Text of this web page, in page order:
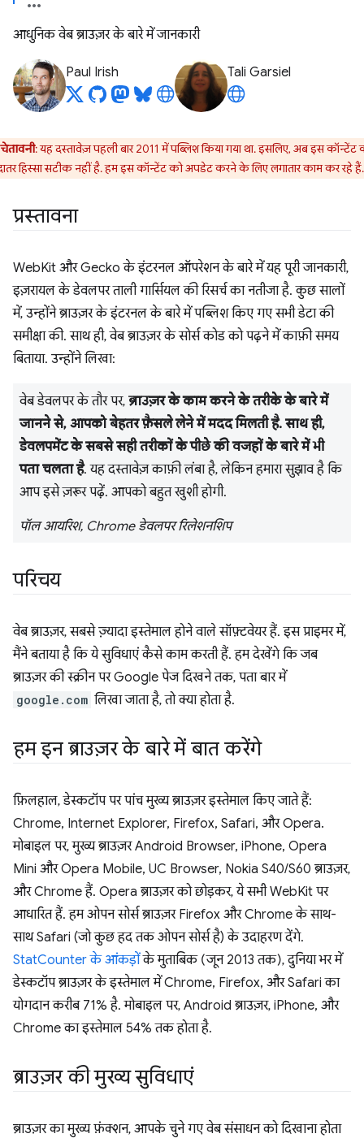
आधुनिक वेब ब्राउज़र के बारे में जानकारी
Paul Irish Tali Garsiel
चेतावनी: यह दस्तावेज़ पहली बार 2011 में पब्लिश किया गया था. इसलिए, अब इस कॉन्टेंट
हिस्सा सटीक नहीं है. हम इस कॉन्टेंट को अपडेट करने के लिए लगातार काम कर रहे हैं.
प्रस्तावना
WebKit और Gecko के इंटरनल ऑपरेशन के बारे में यह पूरी जानकारी,
इज़रायल के डेवलपर ताली गार्सियल की रिसर्च का नतीजा है. कुछ सालों
में, उन्होंने ब्राउज़र के इंटरनल के बारे में पब्लिश किए गए सभी डेटा की
समीक्षा की. साथ ही, वेब ब्राउज़र के सोर्स कोड को पढ़ने में काफ़ी समय
बिताया. उन्होंने लिखा:
वेब डेवलपर के तौर पर, ब्राउज़र के काम करने के तरीके के बारे में
जानने से, आपको बेहतर फ़ैसले लेने में मदद मिलती है. साथ ही,
डेवलपमेंट के सबसे सही तरीकों के पीछे की वजहों के बारे में भी
पता चलता है. यह दस्तावेज़ काफ़ी लंबा है, लेकिन हमारा सुझाव है कि
आप इसे ज़रूर पढ़ें. आपको बहुत खुशी होगी.
पॉल आयरिश, Chrome डेवलपर रिलेशनशिप
परिचय
वेब ब्राउज़र, सबसे ज़्यादा इस्तेमाल होने वाले सॉफ़्टवेयर हैं. इस प्राइमर में,
मैंने बताया है कि ये सुविधाएं कैसे काम करती हैं. हम देखेंगे कि जब
ब्राउज़र की स्क्रीन पर Google पेज दिखने तक, पता बार में
google.com लिखा जाता है, तो क्या होता है.
हम इन ब्राउज़र के बारे में बात करेंगे
फ़िलहाल, डेस्कटॉप पर पांच मुख्य ब्राउज़र इस्तेमाल किए जाते हैं:
Chrome, Internet Explorer, Firefox, Safari, और Opera.
मोबाइल पर, मुख्य ब्राउज़र Android Browser, iPhone, Opera
Mini और Opera Mobile, UC Browser, Nokia S40/S60 ब्राउज़र,
और Chrome हैं. Opera ब्राउज़र को छोड़कर, ये सभी WebKit पर
आधारित हैं. हम ओपन सोर्स ब्राउज़र Firefox और Chrome के साथ-
साथ Safari (जो कुछ हद तक ओपन सोर्स है) के उदाहरण देंगे.
StatCounter के आंकड़ोंके मुताबिक (जून 2013 तक), दुनिया भर में
डेस्कटॉप ब्राउज़र के इस्तेमाल में Chrome, Firefox, और Safari का
योगदान करीब 71% है. मोबाइल पर, Android ब्राउज़र, iPhone, और
Chrome का इस्तेमाल 54% तक होता है.
ब्राउज़र की मुख्य सुविधाएं
ब्राउज़र का मुख्य फ़ंक्शन, आपके चुने गए वेब संसाधन को दिखाना होता